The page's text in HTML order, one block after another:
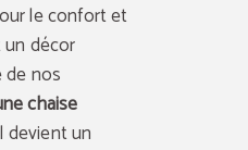
le confort et
décor
de nos
chaise
devient un